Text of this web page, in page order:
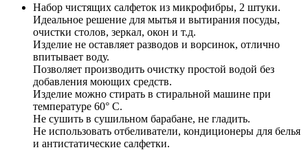
Набор чистящих салфеток из микрофибры, 2 штуки.
Идеальное решение для мытья и вытирания посуды,
очистки столов, зеркал, окон и т.д.
Изделие не оставляет разводов и ворсинок, отлично
впитывает воду.
Позволяет производить очистку простой водой без
добавления моющих средств.
Изделие можно стирать в стиральной машине при
температуре 60° C.
Не сушить в сушильном барабане, не гладить.
Не использовать отбеливатели, кондиционеры для белья
и антистатические салфетки.